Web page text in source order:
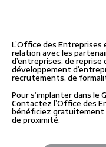
L’Office des
relation avec les
d’entreprises, de reprise
développement
recrutements, de
Pour s’implanter dans le
Contactez l’Office des
bénéficiez gratuitement
de proximité.